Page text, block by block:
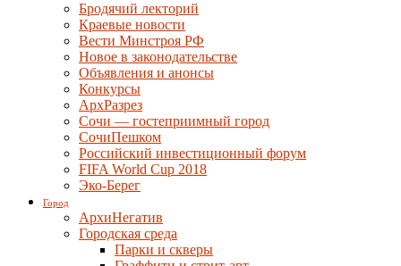
Бродячий лекторий
Краевые новости
Вести Минстроя РФ
Новое в законодательстве
Объявления и анонсы
Конкурсы
АрхРазрез
Сочи — гостеприимный город
СочиПешком
Российский инвестиционный форум
FIFA World Cup 2018
Эко-Берег
Город
АрхиНегатив
Городская среда
Парки и скверы